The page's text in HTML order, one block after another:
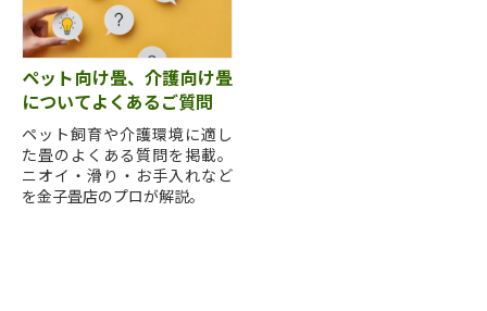
ペット向け畳、介護向け畳
についてよくあるご質問
ペット飼育や介護環境に適し
た畳のよくある質問を掲載。
ニオイ・滑り・お手入れなど
を金子畳店のプロが解説。